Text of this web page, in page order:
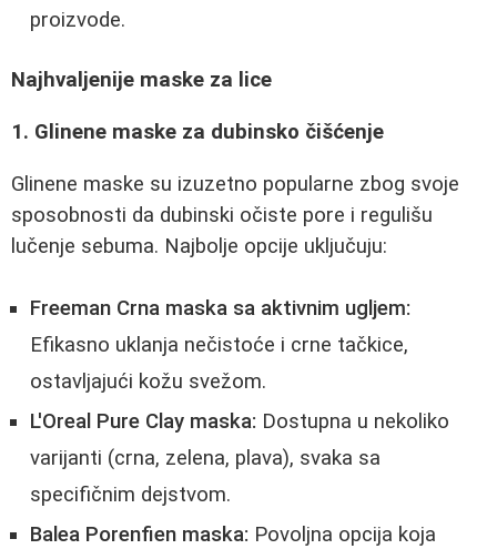
proizvode.
Najhvaljenije maske za lice
1. Glinene maske za dubinsko čišćenje
Glinene maske su izuzetno popularne zbog svoje
sposobnosti da dubinski očiste pore i regulišu
lučenje sebuma. Najbolje opcije uključuju:
Freeman Crna maska sa aktivnim ugljem:
Efikasno uklanja nečistoće i crne tačkice,
ostavljajući kožu svežom.
L'Oreal Pure Clay maska: Dostupna u nekoliko
varijanti (crna, zelena, plava), svaka sa
specifičnim dejstvom.
Balea Porenfien maska: Povoljna opcija koja